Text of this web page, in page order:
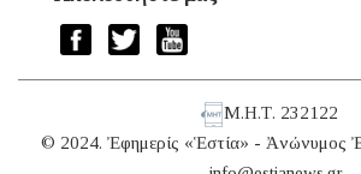
Μ.Η.Τ. 232122
© 2024. Ἐφημερίς «Ἑστία» - Ἀνώνυμος